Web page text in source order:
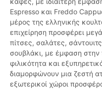
Espresso και Freddo
μέρος της ελληνικής
επιχείρηση προσφέρει
πίτσες, σαλάτες,
σουβλάκι, με έμφαση
φιλικότητα και
διαμορφώνουν μια ζεστή
εξωτερικοί χώροι